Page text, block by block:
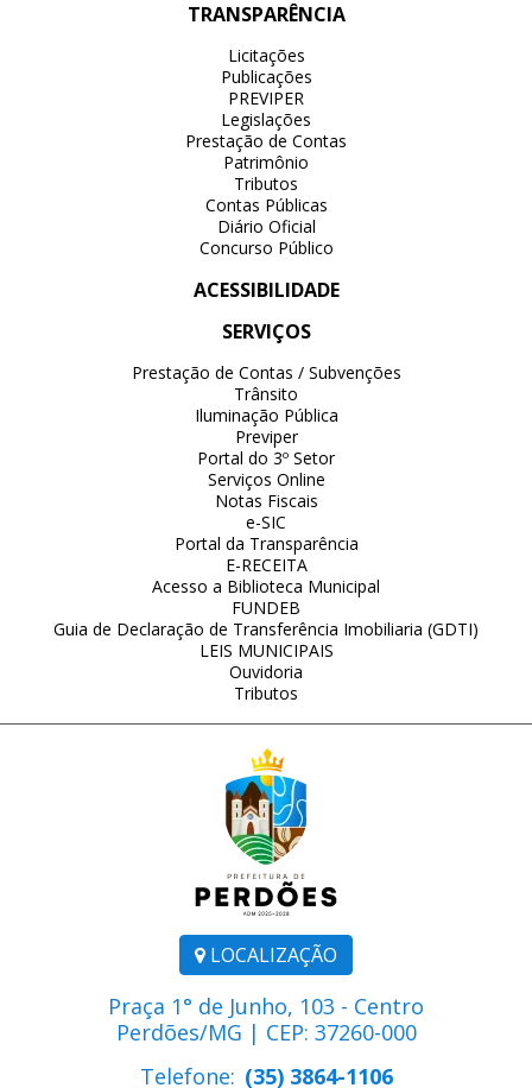
LOCALIZAÇÃO
Praça 1° de Junho, 103 - Centro
Perdões/MG | CEP: 37260-000
Telefone: (35) 3864-1106
TRANSPARÊNCIA
Licitações
Publicações
PREVIPER
Legislações
Prestação de Contas
Patrimônio
Tributos
Contas Públicas
Diário Oficial
Concurso Público
ACESSIBILIDADE
SERVIÇOS
Prestação de Contas / Subvenções
Trânsito
Iluminação Pública
Previper
Portal do 3º Setor
Serviços Online
Notas Fiscais
e-SIC
Portal da Transparência
E-RECEITA
Acesso a Biblioteca Municipal
FUNDEB
Guia de Declaração de Transferência Imobiliaria (GDTI)
LEIS MUNICIPAIS
Ouvidoria
Tributos